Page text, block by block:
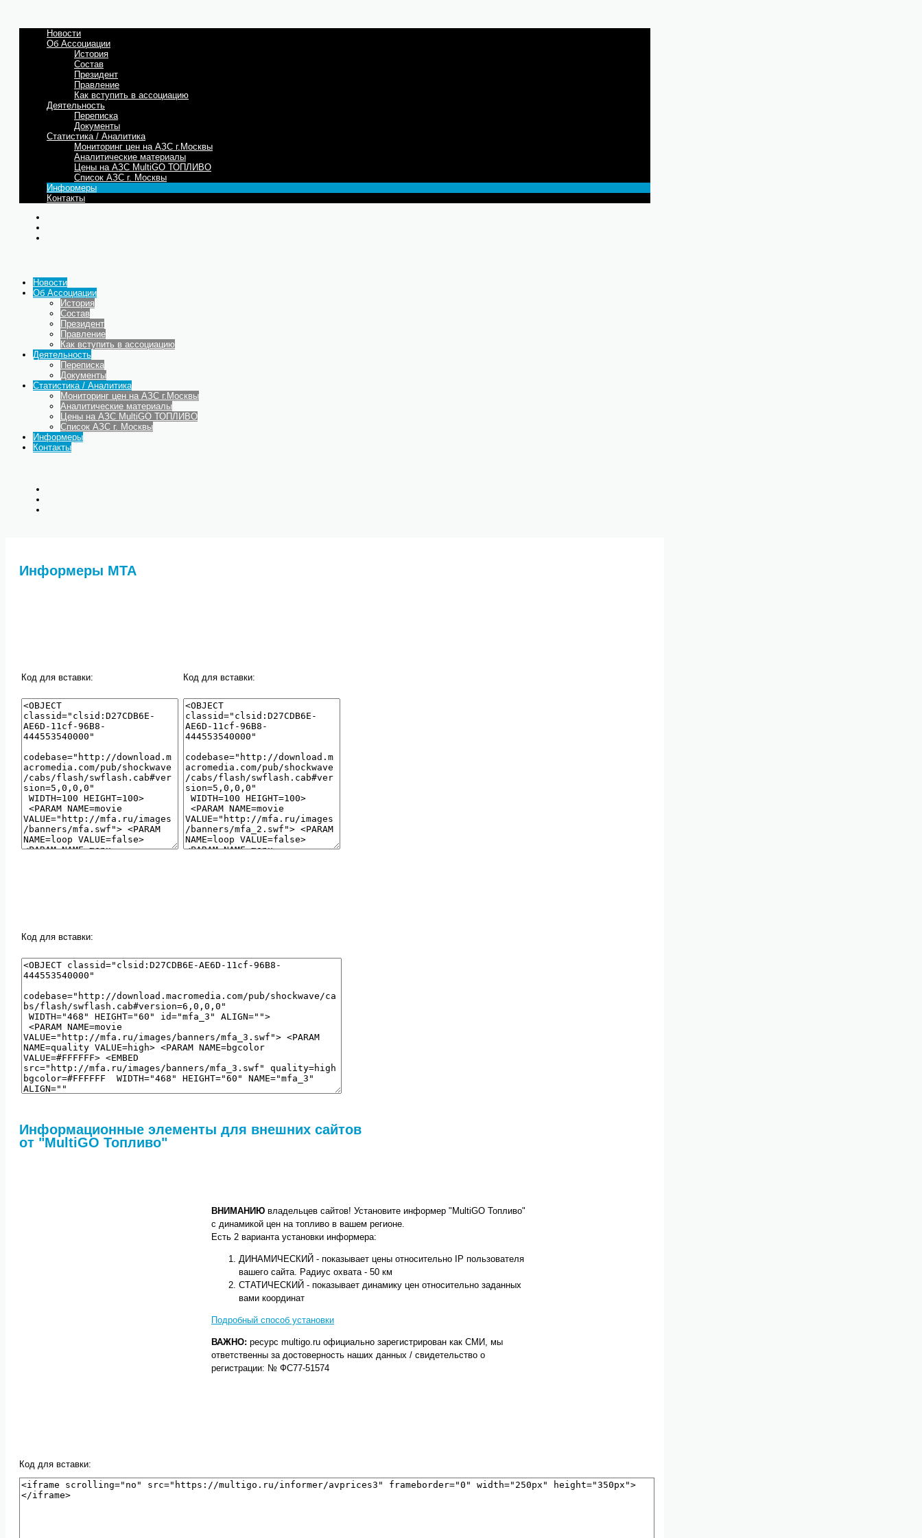
Новости
Об Ассоциации
История
Состав
Президент
Правление
Как вступить в ассоциацию
Деятельность
Переписка
Документы
Статистика / Аналитика
Мониторинг цен на АЗС г.Москвы
Аналитические материалы
Цены на АЗС MultiGO ТОПЛИВО
Список АЗС г. Москвы
Информеры
Контакты
Новости
Об Ассоциации
История
Состав
Президент
Правление
Как вступить в ассоциацию
Деятельность
Переписка
Документы
Статистика / Аналитика
Мониторинг цен на АЗС г.Москвы
Аналитические материалы
Цены на АЗС MultiGO ТОПЛИВО
Список АЗС г. Москвы
Информеры
Контакты
Информеры МТА
Код для вставки: Код для вставки:
Код для вставки:
Информационные элементы для внешних сайтов
от "MultiGO Топливо"
ВНИМАНИЮ владельцев сайтов! Установите информер "MultiGO Топливо"
с динамикой цен на топливо в вашем регионе.
Есть 2 варианта установки информера:
ДИНАМИЧЕСКИЙ - показывает цены относительно IP пользователя
вашего сайта. Радиус охвата - 50 км
СТАТИЧЕСКИЙ - показывает динамику цен относительно заданных
вами координат
Подробный способ установки
ВАЖНО: ресурс multigo.ru официально зарегистрирован как СМИ, мы
ответственны за достоверность наших данных / свидетельство о
регистрации: № ФС77-51574
Код для вставки: